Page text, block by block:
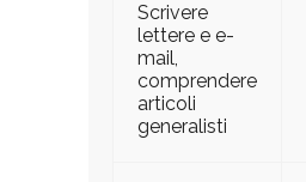
Scrivere
lettere e e-
mail,
comprendere
articoli
generalisti